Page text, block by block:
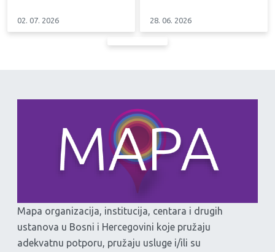
02. 07. 2026 28. 06. 2026
Mapa organizacija, institucija, centara i drugih
ustanova u Bosni i Hercegovini koje pružaju
adekvatnu potporu, pružaju usluge i/ili su